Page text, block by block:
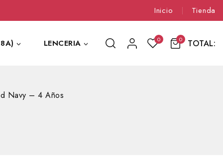
Inicio Tienda
LENCERIA 0 0 TOTAL:
Navy – 4 Años